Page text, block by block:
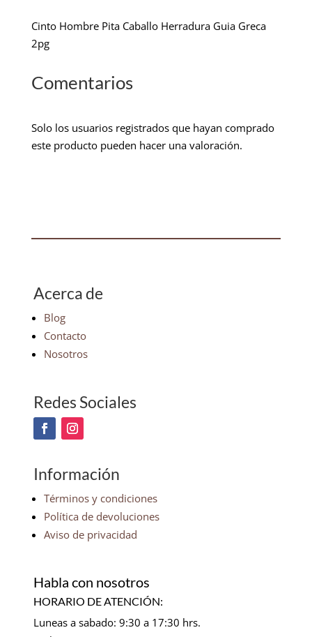
Cinto Hombre Pita Caballo Herradura Guia Greca
2pg
Comentarios
Solo los usuarios registrados que hayan comprado
este producto pueden hacer una valoración.
Acerca de
Blog
Contacto
Nosotros
Redes Sociales
Información
Términos y condiciones
Política de devoluciones
Aviso de privacidad
Habla con nosotros
HORARIO DE ATENCIÓN:
Luneas a sabado: 9:30 a 17:30 hrs.